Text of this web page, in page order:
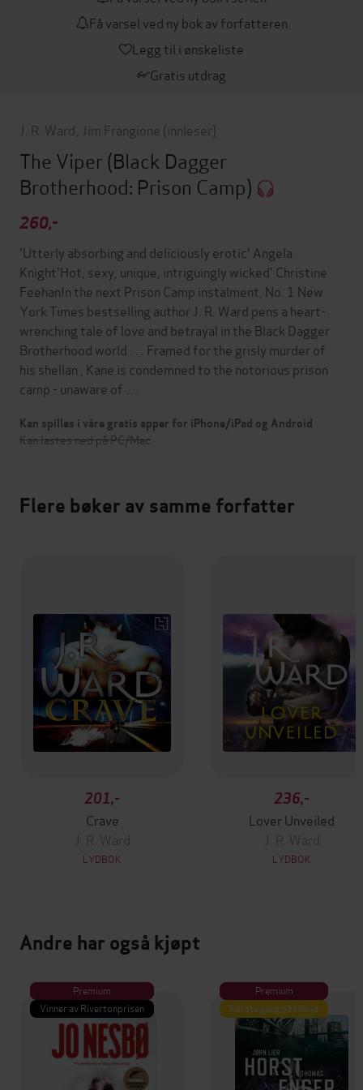
Få varsel ved ny bok av forfatteren
Legg til i ønskeliste
Gratis utdrag
J. R. Ward Jim Frangione (innleser)
The Viper(Black Dagger
Brotherhood: Prison Camp)
260,-
'Utterly absorbing and deliciously erotic' Angela
Knight'Hot, sexy, unique, intriguingly wicked' Christine
FeehanIn the next Prison Camp instalment, No. 1 New
York Times bestselling author J. R. Ward pens a heart-
wrenching tale of love and betrayal in the Black Dagger
Brotherhood world . . . Framed for the grisly murder of
his shellan , Kane is condemned to the notorious prison
camp - unaware of …
Kan spilles i våre gratis apper for iPhone/iPad og Android
Kan lastes ned på PC/Mac
Flere bøker av samme forfatter
201,-
Crave
J. R. Ward
LYDBOK
236,-
Lover Unveiled
J. R. Ward
LYDBOK
Andre har også kjøpt
Premium
Vinner av Rivertonprisen
Premium
Første gang på tilbud